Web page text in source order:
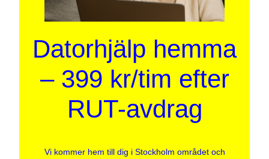
Datorhjälp hemma
– 399 kr/tim efter
RUT-avdrag
Vi kommer hem till dig i Stockholm området och